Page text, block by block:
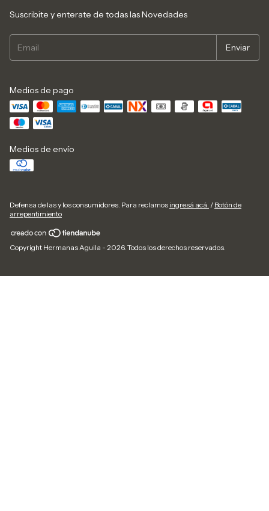
Suscribite y enterate de todas las Novedades
Medios de pago
Medios de envío
Defensa de las y los consumidores. Para reclamos ingresá acá. / Botón de
arrepentimiento
Copyright Hermanas Aguila - 2026. Todos los derechos reservados.